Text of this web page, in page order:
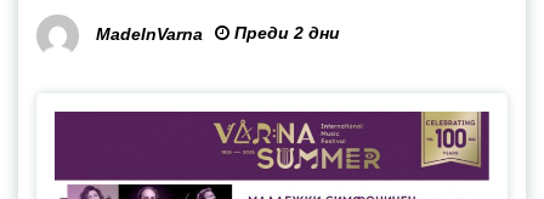
MadeInVarna Преди 2 дни